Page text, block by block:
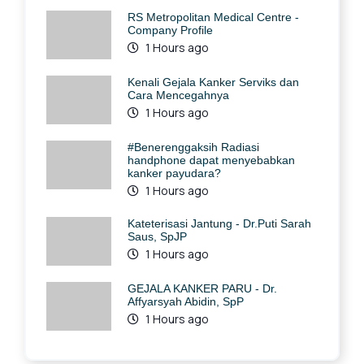
RS Metropolitan Medical Centre -
Company Profile
1 Hours ago
Kenali Gejala Kanker Serviks dan
Cara Mencegahnya
1 Hours ago
#Benerenggaksih Radiasi
handphone dapat menyebabkan
kanker payudara?
1 Hours ago
Kateterisasi Jantung - Dr.Puti Sarah
Saus, SpJP
1 Hours ago
GEJALA KANKER PARU - Dr.
Affyarsyah Abidin, SpP
1 Hours ago